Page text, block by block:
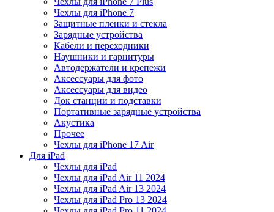
Чехлы для iPhone 7
Защитные пленки и стекла
Зарядные устройства
Кабели и переходники
Наушники и гарнитуры
Автодержатели и крепежи
Аксессуары для фото
Аксессуары для видео
Док станции и подставки
Портативные зарядные устройства
Акустика
Прочее
Чехлы для iPhone 17 Air
Для iPad
Чехлы для iPad
Чехлы для iPad Air 11 2024
Чехлы для iPad Air 13 2024
Чехлы для iPad Pro 13 2024